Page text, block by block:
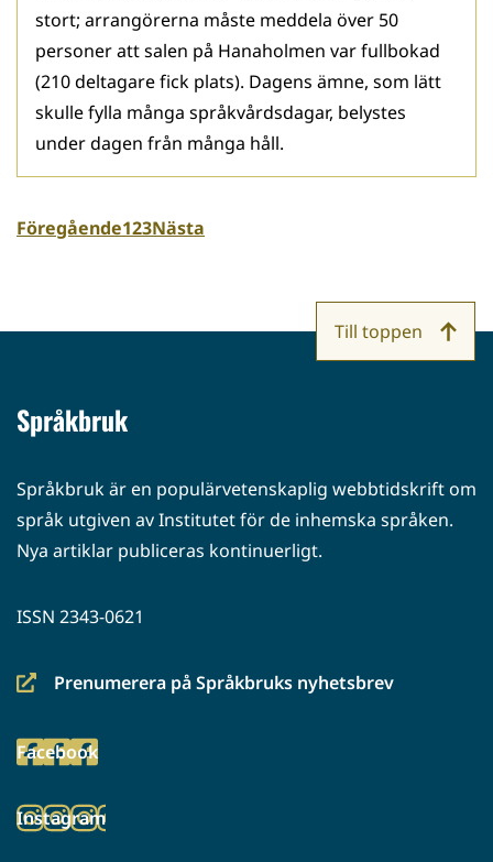
stort; arrangörerna måste meddela över 50
personer att salen på Hanaholmen var fullbokad
(210 deltagare fick plats). Dagens ämne, som lätt
skulle fylla många språkvårdsdagar, belystes
under dagen från många håll.
Föregående123Nästa
Språkbruk
Språkbruk är en populärvetenskaplig webbtidskrift om
språk utgiven av Institutet för de inhemska språken.
Nya artiklar publiceras kontinuerligt.
ISSN 2343-0621
Prenumerera på Språkbruks nyhetsbrev
(siirryt
palveluun)
Facebook
(siirryt
palveluun)
Instagram
(siirryt
Till toppen